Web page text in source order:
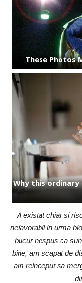
A existat chiar si
nefavorabil in urma
bucur nespus ca
bine, am scapat de
am reinceput sa